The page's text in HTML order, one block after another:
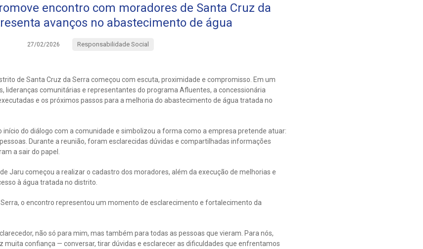
encontro com moradores de Santa Cruz da
avanços no abastecimento de água
27/02/2026 Responsabilidade Social
de Santa Cruz da Serra começou com escuta, proximidade e compromisso. Em um
lideranças comunitárias e representantes do programa Afluentes, a concessionária
e os próximos passos para a melhoria do abastecimento de água tratada no
do diálogo com a comunidade e simbolizou a forma como a empresa pretende atuar:
Durante a reunião, foram esclarecidas dúvidas e compartilhadas informações
a sair do papel.
Jaru começou a realizar o cadastro dos moradores, além da execução de melhorias e
à água tratada no distrito.
o encontro representou um momento de esclarecimento e fortalecimento da
não só para mim, mas também para todas as pessoas que vieram. Para nós,
muita confiança — conversar, tirar dúvidas e esclarecer as dificuldades que enfrentamos